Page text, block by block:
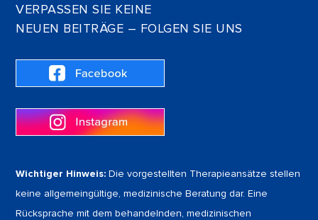
VERPASSEN SIE KEINE
NEUEN BEITRÄGE – FOLGEN SIE UNS
Wichtiger Hinweis: Die vorgestellten Therapieansätze stellen
keine allgemeingültige, medizinische Beratung dar. Eine
Rücksprache mit dem behandelnden, medizinischen